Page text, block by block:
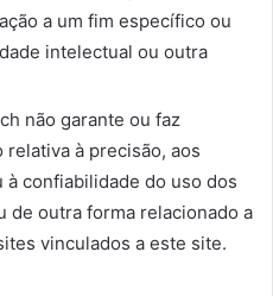
a um fim específico ou
intelectual ou outra
não garante ou faz
à precisão, aos
confiabilidade do uso dos
de outra forma relacionado a
vinculados a este site.